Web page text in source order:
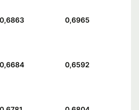
0,6863 0,6965
0,6684 0,6592